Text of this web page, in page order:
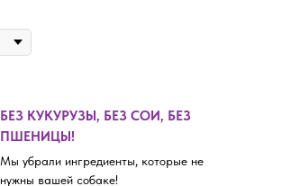
БЕЗ КУКУРУЗЫ, БЕЗ СОИ, БЕЗ
ПШЕНИЦЫ!
Мы убрали ингредиенты, которые не
нужны вашей собаке!